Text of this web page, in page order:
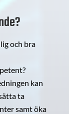
och bra
kan
ta
samt öka